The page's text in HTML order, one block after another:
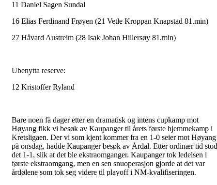
11 Daniel Sagen Sundal
16 Elias Ferdinand Frøyen (21 Vetle Kroppan Knapstad 81.min)
27 Håvard Austreim (28 Isak Johan Hillersøy 81.min)
Ubenytta reserve:
12 Kristoffer Ryland
Bare noen få dager etter en dramatisk og intens cupkamp mot
Høyang fikk vi besøk av Kaupanger til årets første hjemmekamp i
Kretsligaen. Der vi som kjent kommer fra en 1-0 seier mot Høyang
på onsdag, hadde Kaupanger besøk av Årdal. Etter ordinær tid stod
det 1-1, slik at det ble ekstraomganger. Kaupanger tok ledelsen i
første ekstraomgang, men en sen snuoperasjon gjorde at det var
årdølene som tok seg videre til playoff i NM-kvalifiseringen.